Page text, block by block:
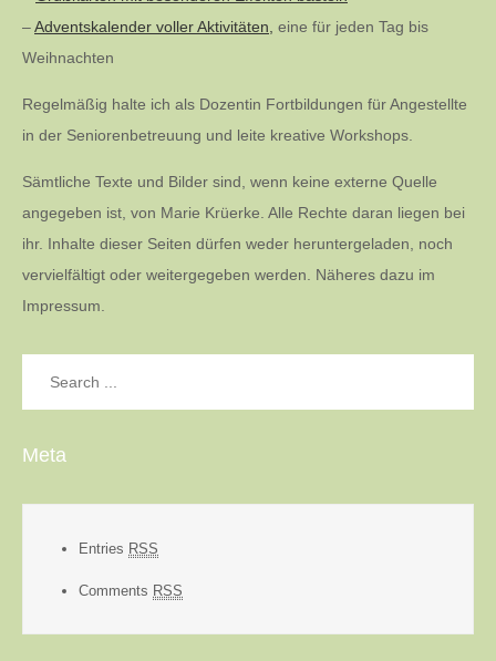
–Adventskalender voller Aktivitäten, eine für jeden Tag bis
Weihnachten
Regelmäßig halte ich als Dozentin Fortbildungen für Angestellte
in der Seniorenbetreuung und leite kreative Workshops.
Sämtliche Texte und Bilder sind, wenn keine externe Quelle
angegeben ist, von Marie Krüerke. Alle Rechte daran liegen bei
ihr. Inhalte dieser Seiten dürfen weder heruntergeladen, noch
vervielfältigt oder weitergegeben werden. Näheres dazu im
Impressum.
Meta
Entries RSS
Comments RSS